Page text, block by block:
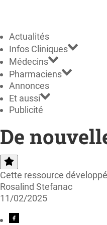
Actualités
Infos Cliniques
Médecins
Pharmaciens
Annonces
Et aussi
Publicité
De
Cette ressource
Rosalind Stefanac
11/02/2025